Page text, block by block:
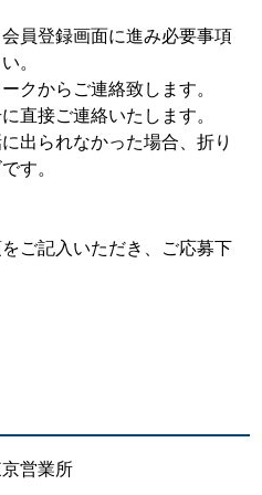
員登録画面に進み必要事項
。
クからご連絡致します。
直接ご連絡いたします。
出られなかった場合、折り
す。
ご記入いただき、ご応募下
営業所